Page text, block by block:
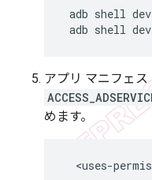
adb shell
adb shell
アプリ マニフェス
めます。
<uses-